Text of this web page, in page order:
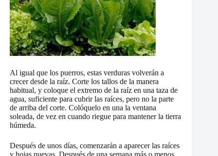
Al igual que los puerros, estas verduras volverán a
crecer desde la raíz. Corte los tallos de la manera
habitual, y coloque el extremo de la raíz en una taza de
agua, suficiente para cubrir las raíces, pero no la parte
de arriba del corte. Colóquelo en una la ventana
soleada, de vez en cuando riegue para mantener la tierra
húmeda.
Después de unos días, comenzarán a aparecer las raíces
y hojas nuevas. Después de una semana más o menos,